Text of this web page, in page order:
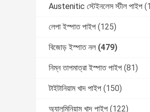
Austenitic স্টেইনলেস স্টীল পাইপ
লেপা ইস্পাত পাইপ (125)
বিজোড় ইস্পাত নল (479)
নিম্ন তাপমাত্রা ইস্পাত পাইপ (81)
টাইটানিয়াম খাদ পাইপ (150)
অ্যালুমিনিয়াম খাদ পাইপ (122)